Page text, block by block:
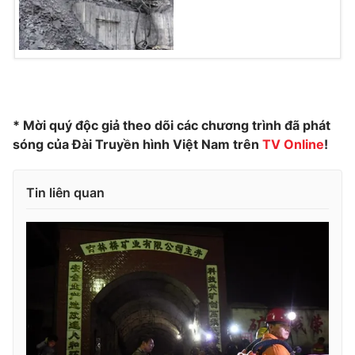
Photo Infographic
VTV Money VTV Thể thao
Vươn mình bằng AI
VTV8
Liên hệ tòa soạn English
* Mời quý độc giả theo dõi các chương trình đã phát
sóng của Đài Truyền hình Việt Nam trên TV Online!
Tin liên quan